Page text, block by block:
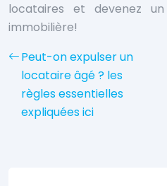
locataires et devenez
immobilière!
Peut-on expulser un
locataire âgé ? les
règles essentielles
expliquées ici